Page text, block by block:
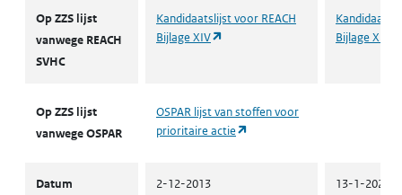
Op ZZS lijst
vanwege REACH
SVHC
Kandidaatslijst voor REACH
Bijlage XIV
(opent in een nieuw tabblad)
Bijlage XIV
Op ZZS lijst
vanwege OSPAR
OSPAR lijst van stoffen voor
prioritaire actie
Datum
2-12-2013 13-1-2022